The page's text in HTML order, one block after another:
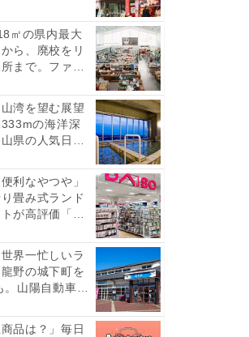
㎡の県内最大
ら、廃校をリ
まで。ファ
湾を望む展望
の海洋深
県の人気日
利なやつや」
畳み式ランド
が高評価「使
世界一忙しいラ
野の城下町を
。山陽自動車
商品は？」毎日